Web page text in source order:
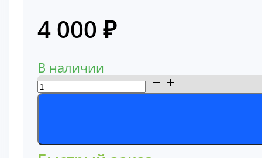
4 000 ₽
В наличии
Количество
товара
воздушный
Hitachi